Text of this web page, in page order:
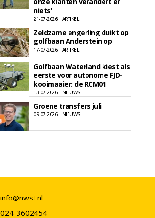
niets'
21-07-2026 | ARTIKEL
Zeldzame engerling duikt op
golfbaan Anderstein op
17-07-2026 | ARTIKEL
Golfbaan Waterland kiest als
eerste voor autonome FJD-
kooimaaier: de RCM01
13-07-2026 | NIEUWS
Groene transfers juli
09-07-2026 | NIEUWS
info@nwst.nl
024-3602454